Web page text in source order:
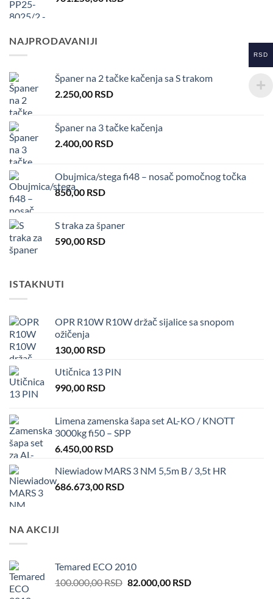
NAJPRODAVANIJI
Španer na 2 tačke kačenja sa S trakom
2.250,00 RSD
Španer na 3 tačke kačenja
2.400,00 RSD
Obujmica/stega fi48 – nosač pomočnog točka
850,00 RSD
S traka za španer
590,00 RSD
ISTAKNUTI
OPR R10W R10W držač sijalice sa snopom
ožičenja
130,00 RSD
Utičnica 13 PIN
990,00 RSD
Limena zamenska šapa set AL-KO / KNOTT
3000kg fi50 – SPP
6.450,00 RSD
Niewiadow MARS 3 NM 5,5m B / 3,5t HR
686.673,00 RSD
NA AKCIJI
Temared ECO 2010
100.000,00RSD Original
82.000,00 RSDCurrent
RSD